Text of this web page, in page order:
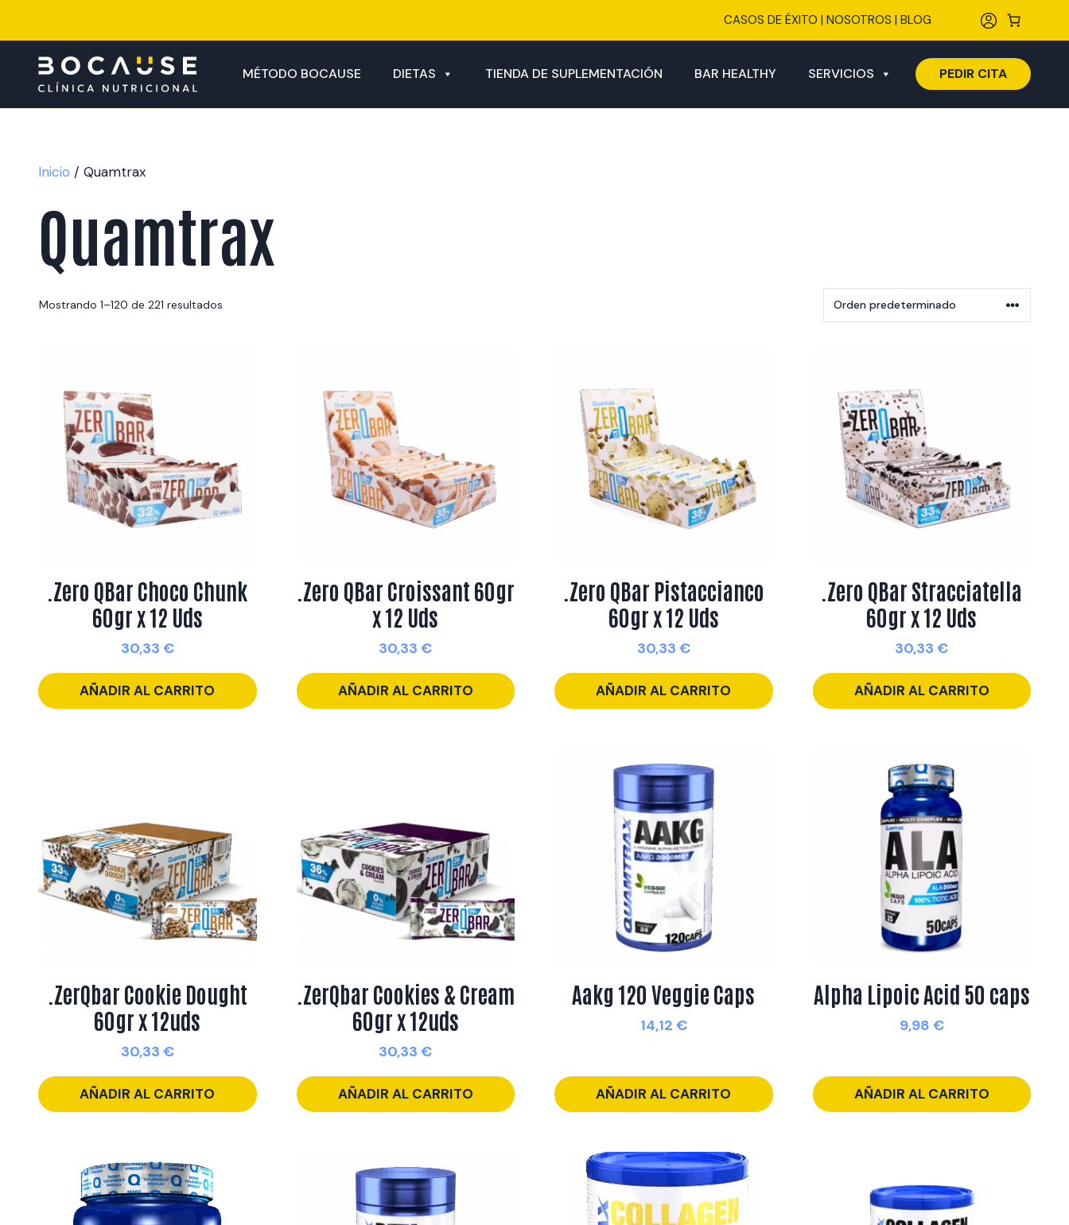
CASOS DE ÉXITO |NOSOTROS |BLOG
MÉTODO BOCAUSE DIETAS TIENDA DE SUPLEMENTACIÓN BAR HEALTHY SERVICIOS PEDIR CITA
Inicio / Quamtrax
Quamtrax
Mostrando 1–120 de 221 resultados
.Zero QBar Choco Chunk
60gr x 12 Uds
30,33 €
AÑADIR AL CARRITO
.Zero QBar Croissant 60gr
x 12 Uds
30,33€
AÑADIR AL CARRITO
.Zero QBar Pistaccianco
60gr x 12 Uds
30,33 €
AÑADIR AL CARRITO
.Zero QBar Stracciatella
60gr x 12 Uds
30,33€
AÑADIR AL CARRITO
.ZerQbar Cookie Dought
60gr x 12uds
30,33 €
AÑADIR AL CARRITO
.ZerQbar Cookies & Cream
60gr x 12uds
30,33€
AÑADIR AL CARRITO
Aakg 120 Veggie Caps
14,12 €
AÑADIR AL CARRITO
Alpha Lipoic Acid 50 caps
9,98 €
AÑADIR AL CARRITO